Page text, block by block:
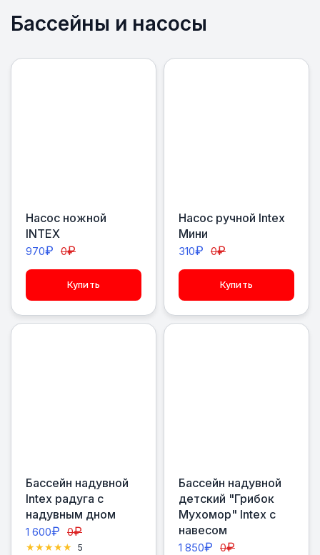
Бассейны и насосы
Насос ножной
INTEX
970₽ 0₽
Купить
Насос ручной Intex
Мини
310₽ 0₽
Купить
Бассейн надувной
Intex радуга с
надувным дном
1 600₽ 0₽
5
Бассейн надувной
детский "Грибок
Мухомор" Intex с
навесом
1 850₽ 0₽